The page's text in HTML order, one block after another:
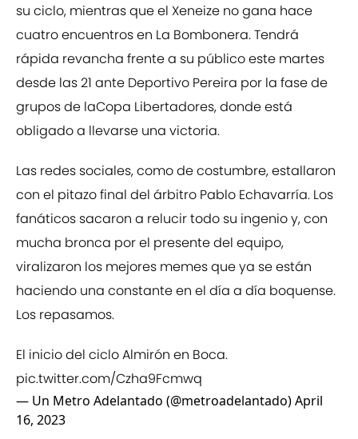
su ciclo, mientras que el Xeneize no gana hace
cuatro encuentros en La Bombonera. Tendrá
rápida revancha frente a su público este martes
desde las 21 ante Deportivo Pereira por la fase de
grupos de laCopa Libertadores, donde está
obligado a llevarse una victoria.
Las redes sociales, como de costumbre, estallaron
con el pitazo final del árbitro Pablo Echavarría. Los
fanáticos sacaron a relucir todo su ingenio y, con
mucha bronca por el presente del equipo,
viralizaron los mejores memes que ya se están
haciendo una constante en el día a día boquense.
Los repasamos.
El inicio del ciclo Almirón en Boca.
pic.twitter.com/Czha9Fcmwq
— Un Metro Adelantado (@metroadelantado)April
16, 2023